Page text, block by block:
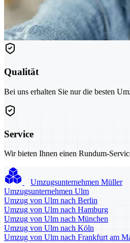
Qualität
Bei uns erhalten Sie nur die besten
Service
Wir bieten Ihnen einen Rundum-
Umzugsunternehmen Müller
Umzugsunternehmen Ulm
Umzug von Ulm nach Berlin
Umzug von Ulm nach Hamburg
Umzug von Ulm nach München
Umzug von Ulm nach Köln
Umzug von Ulm nach Frankfurt am